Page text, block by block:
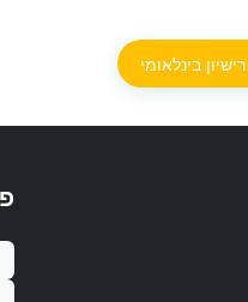
בינלאומי